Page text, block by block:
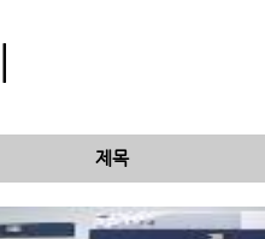
날이 훨씬
설명이 가
제목